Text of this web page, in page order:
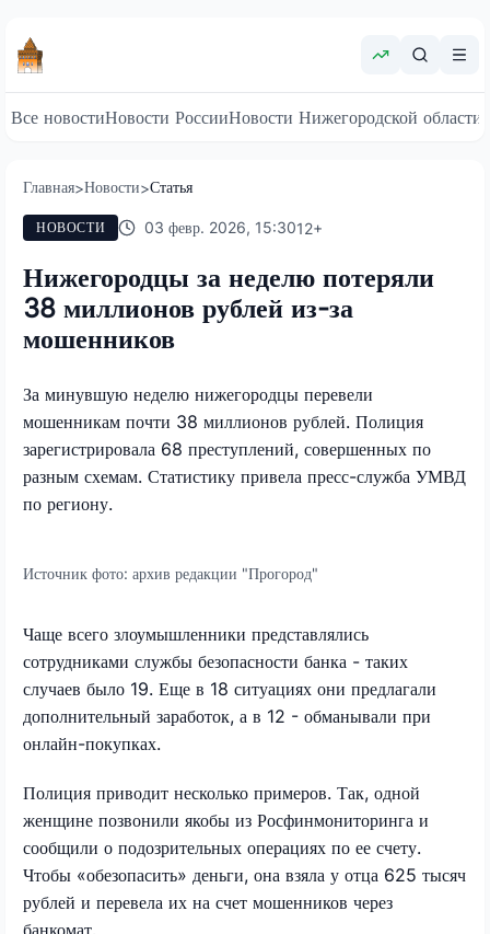
Все новостиНовости РоссииНовости Нижегородской области
Главная>Новости>Статья
НОВОСТИ 03 февр. 2026, 15:3012+
Нижегородцы за неделю потеряли
38 миллионов рублей из-за
мошенников
За минувшую неделю нижегородцы перевели
мошенникам почти 38 миллионов рублей. Полиция
зарегистрировала 68 преступлений, совершенных по
разным схемам. Статистику привела пресс-служба УМВД
по региону.
Источник фото: архив редакции "Прогород"
Чаще всего злоумышленники представлялись
сотрудниками службы безопасности банка - таких
случаев было 19. Еще в 18 ситуациях они предлагали
дополнительный заработок, а в 12 - обманывали при
онлайн-покупках.
Полиция приводит несколько примеров. Так, одной
женщине позвонили якобы из Росфинмониторинга и
сообщили о подозрительных операциях по ее счету.
Чтобы «обезопасить» деньги, она взяла у отца 625 тысяч
рублей и перевела их на счет мошенников через
банкомат.